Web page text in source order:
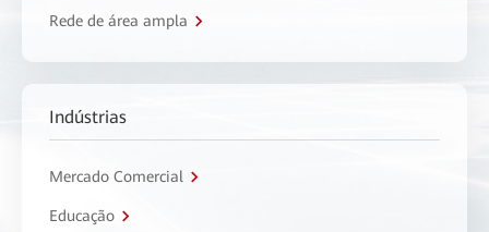
Rede de área ampla
Indústrias
Mercado Comercial
Educação